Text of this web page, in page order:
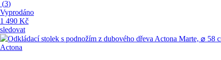
(3)
Vyprodáno
1 490 Kč
sledovat
Actona